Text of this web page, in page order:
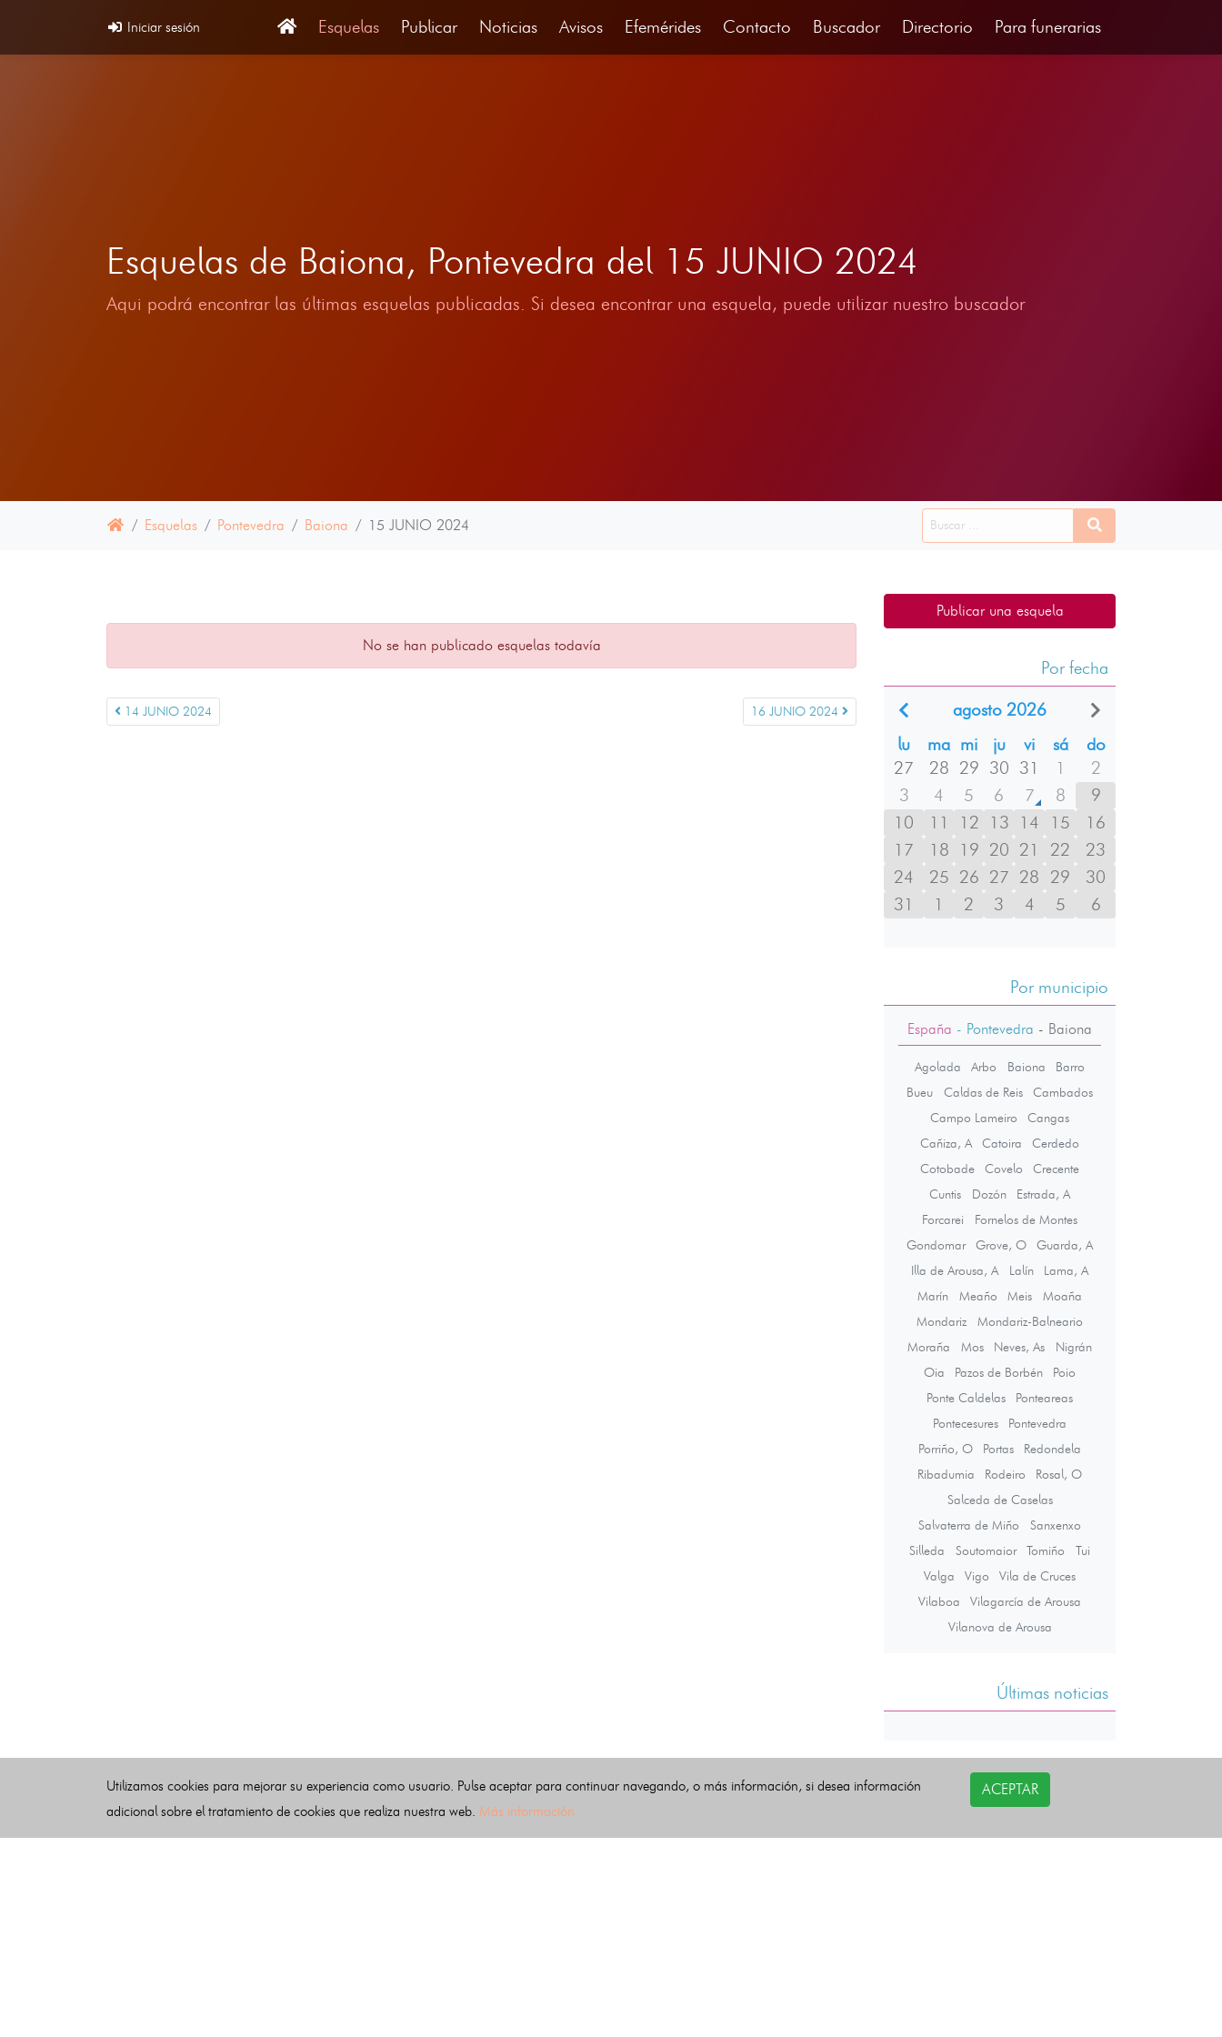
Iniciar sesión Esquelas Publicar Noticias Avisos Efemérides Contacto Buscador Directorio Para funerarias
Esquelas de Baiona, Pontevedra del 15 JUNIO 2024
Aqui podrá encontrar las últimas esquelas publicadas. Si desea encontrar una esquela, puede utilizar nuestro buscador
Esquelas Pontevedra Baiona 15 JUNIO 2024
No se han publicado esquelas todavía
14 JUNIO 2024 16 JUNIO 2024
Publicar una esquela
Por fecha
agosto 2026
lu
ma mi ju vi sá
do
27
28 29 30 31 1
2
3
4 5 6 7 8
9
10
11 12 13 14 15
16
17
18 19 20 21 22
23
24
25 26 27 28 29
30
31
1 2 3 4 5 6
Por municipio
España - Pontevedra - Baiona
Agolada Arbo Baiona
Barro
Bueu
Caldas de Reis
Cambados
Campo Lameiro
Cangas
Cañiza, A
Catoira
Cerdedo
Cotobade
Covelo
Crecente
Cuntis
Dozón
Estrada, A
Forcarei
Fornelos de Montes
Gondomar
Grove, O
Guarda, A
Illa de Arousa, A
Lalín
Lama, A
Marín
Meaño Meis
Moaña
Mondariz
Mondariz-Balneario
Moraña
Mos Neves, As
Nigrán
Oia
Pazos de Borbén
Poio
Ponte Caldelas
Ponteareas
Pontecesures
Pontevedra
Porriño, O
Portas
Redondela
Ribadumia
Rodeiro
Rosal, O
Salceda de Caselas
Salvaterra de Miño
Sanxenxo
Silleda
Soutomaior Tomiño
Tui
Valga
Vigo
Vila de Cruces
Vilaboa
Vilagarcía de Arousa
Vilanova de Arousa
Últimas noticias
Utilizamos cookies para mejorar su experiencia como usuario. Pulse aceptar para continuar navegando, o más información, si desea información
adicional sobre el tratamiento de cookies que realiza nuestra web. Más información
ACEPTAR